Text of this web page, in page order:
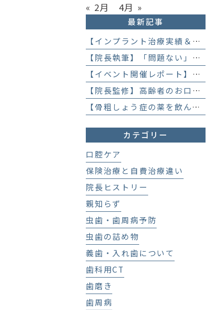
« 2月 4月 »
最新記事
【インプラント治療実績＆直筆アンケート】「歯医者が怖かった」トラウマを乗り越えて。70歳・介護士女性が手に入れた「晴れ晴れとした笑顔」と人生を支える噛み合わせ】
【院長執筆】「問題ない」と言われ続けた歯の違和感……60代女性が「80歳で20本の自前の歯」を守るために選んだ精密総合治療の全貌
【イベント開催レポート】笑顔がいっぱい！歯科衛生士×管理栄養士がお届けする「親子で楽しむむし歯になりにくいお菓子作り体験」】
【院長監修】高齢者のお口の健康が、全身の健康につながる理由。生涯おいしく食べるための「口内環境検査」とオーダーメイド予防】
【骨粗しょう症の薬を飲んでいても抜歯はできる？】顎骨壊死を防ぐために大切な口腔管理について
カテゴリー
口腔ケア
保険治療と自費治療違い
院長ヒストリー
親知らず
虫歯・歯周病予防
虫歯の詰め物
義歯・入れ歯について
歯科用CT
歯磨き
歯周病